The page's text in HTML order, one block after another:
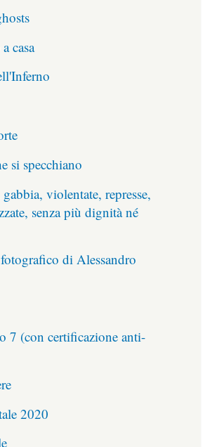
casa
si specchiano
violentate, represse,
senza più dignità né
di Alessandro
7 (con certificazione anti-
2020